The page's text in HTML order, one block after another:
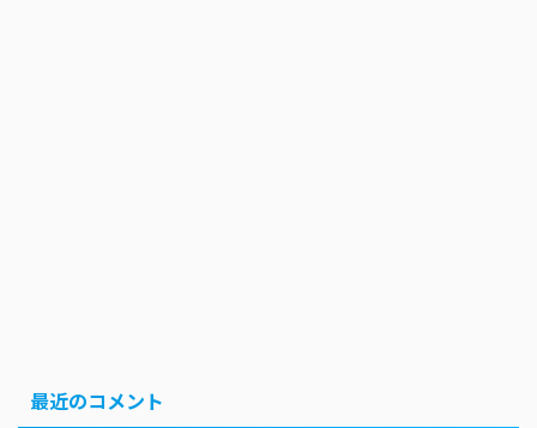
最近のコメント